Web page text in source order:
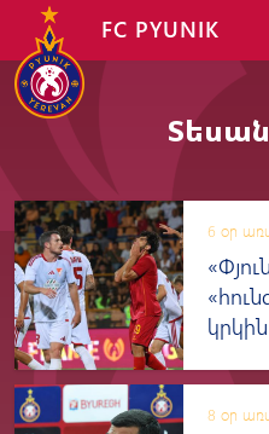
FC PYUNIK
6 օր
8 օր